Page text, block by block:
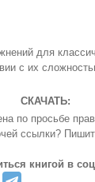
для
с их
СКАЧАТЬ:
по просьбе
ссылки?
книгой в